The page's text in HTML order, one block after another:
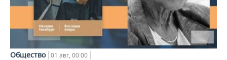
Общество 01 авг, 00:00